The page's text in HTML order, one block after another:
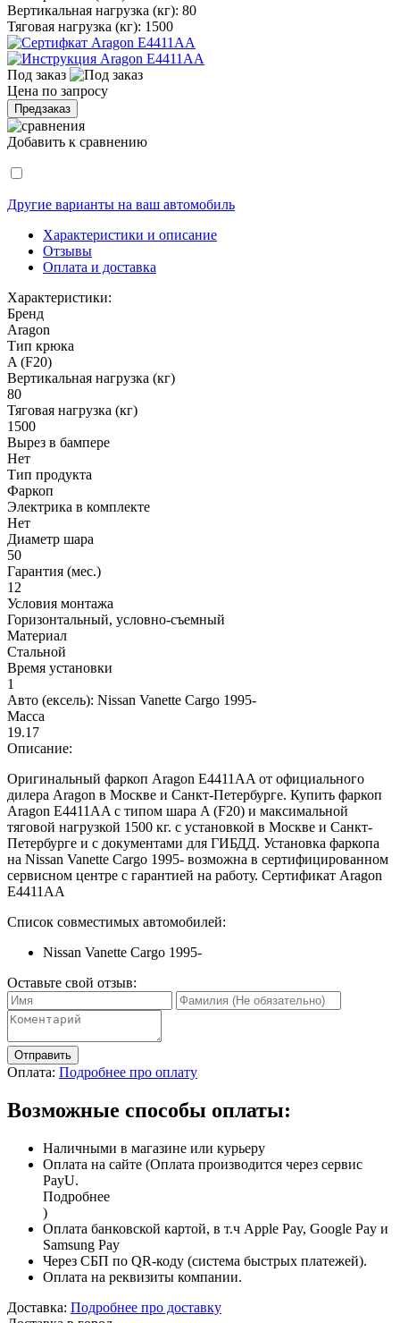
Вертикальная нагрузка (кг): 80
Тяговая нагрузка (кг): 1500
Под заказ
Цена по запросу
Предзаказ
Добавить к сравнению
Другие варианты на ваш автомобиль
Характеристики и описание
Отзывы
Оплата и доставка
Характеристики:
Бренд
Aragon
Тип крюка
A (F20)
Вертикальная нагрузка (кг)
80
Тяговая нагрузка (кг)
1500
Вырез в бампере
Нет
Тип продукта
Фаркоп
Электрика в комплекте
Нет
Диаметр шара
50
Гарантия (мес.)
12
Условия монтажа
Горизонтальный, условно-съемный
Материал
Стальной
Время установки
1
Авто (ексель): Nissan Vanette Cargo 1995-
Масса
19.17
Описание:
Оригинальный фаркоп Aragon E4411AA от официального
дилера Aragon в Москве и Санкт-Петербурге. Купить фаркоп
Aragon E4411AA с типом шара A (F20) и максимальной
тяговой нагрузкой 1500 кг. с установкой в Москве и Санкт-
Петербурге и с документами для ГИБДД. Установка фаркопа
на Nissan Vanette Cargo 1995- возможна в сертифицированном
сервисном центре с гарантией на работу. Сертификат Aragon
E4411AA
Список совместимых автомобилей:
Nissan Vanette Cargo 1995-
Оставьте свой отзыв:
Отправить
Оплата: Подробнее про оплату
Возможные способы оплаты:
Наличными в магазине или курьеру
Оплата на сайте (Оплата производится через сервис
PayU.
Подробнее
)
Оплата банковской картой, в т.ч Apple Pay, Google Pay и
Samsung Pay
Через СБП по QR-коду (система быстрых платежей).
Оплата на реквизиты компании.
Доставка: Подробнее про доставку